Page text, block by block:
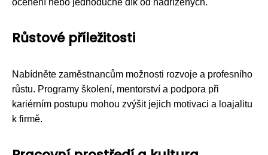
Růstové příležitosti
Nabídněte zaměstnancům možnosti rozvoje a profesního
růstu. Programy školení, mentorství a podpora při
kariérním postupu mohou zvýšit jejich motivaci a loajalitu
k firmě.